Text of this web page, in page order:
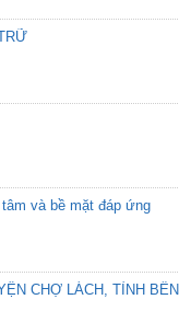
và bề mặt đáp ứng
CHỢ LÁCH, TỈNH BẾN